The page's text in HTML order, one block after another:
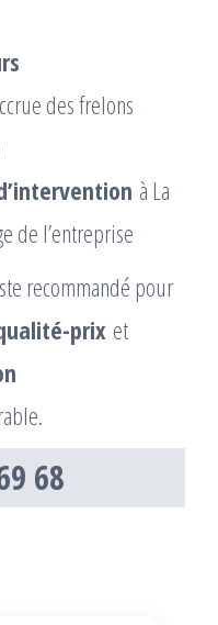
des frelons
à La
de l’entreprise
recommandé pour
prix et
68